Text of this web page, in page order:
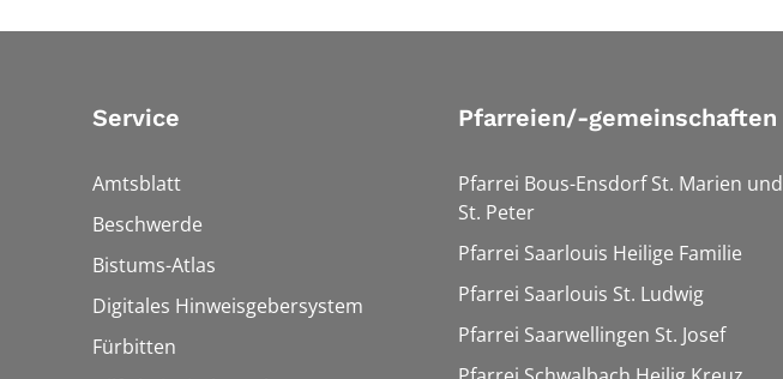
Service
Amtsblatt
Beschwerde
Bistums-Atlas
Digitales Hinweisgebersystem
Fürbitten
Pfarreien/-gemeinschaften
Pfarrei Bous-Ensdorf St. Marien und
St. Peter
Pfarrei Saarlouis Heilige Familie
Pfarrei Saarlouis St. Ludwig
Pfarrei Saarwellingen St. Josef